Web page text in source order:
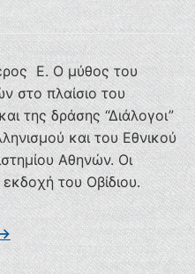
Ε. Ο μύθος του
στο πλαίσιο του
της δράσης “Διάλογοι”
και του Εθνικού
Αθηνών. Οι
εκδοχή του Οβίδιου.